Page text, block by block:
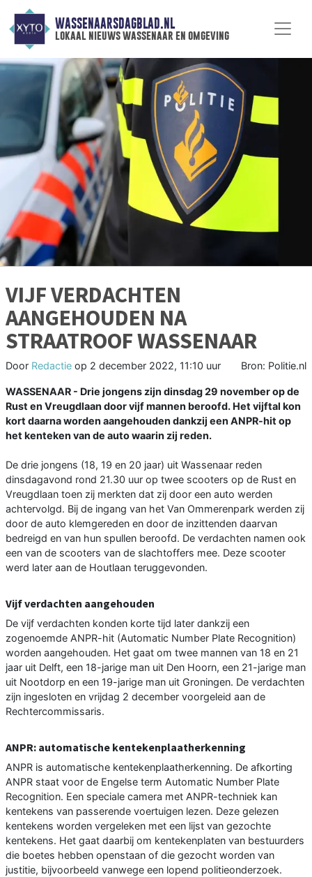
WASSENAARSDAGBLAD.NL
lokaal nieuws wassenaar en omgeving
VIJF VERDACHTEN
AANGEHOUDEN NA
STRAATROOF WASSENAAR
Door Redactie op 2 december 2022, 11:10 uur Bron: Politie.nl
WASSENAAR - Drie jongens zijn dinsdag 29 november op de
Rust en Vreugdlaan door vijf mannen beroofd. Het vijftal kon
kort daarna worden aangehouden dankzij een ANPR-hit op
het kenteken van de auto waarin zij reden.
De drie jongens (18, 19 en 20 jaar) uit Wassenaar reden
dinsdagavond rond 21.30 uur op twee scooters op de Rust en
Vreugdlaan toen zij merkten dat zij door een auto werden
achtervolgd. Bij de ingang van het Van Ommerenpark werden zij
door de auto klemgereden en door de inzittenden daarvan
bedreigd en van hun spullen beroofd. De verdachten namen ook
een van de scooters van de slachtoffers mee. Deze scooter
werd later aan de Houtlaan teruggevonden.
Vijf verdachten aangehouden
De vijf verdachten konden korte tijd later dankzij een
zogenoemde ANPR-hit (Automatic Number Plate Recognition)
worden aangehouden. Het gaat om twee mannen van 18 en 21
jaar uit Delft, een 18-jarige man uit Den Hoorn, een 21-jarige man
uit Nootdorp en een 19-jarige man uit Groningen. De verdachten
zijn ingesloten en vrijdag 2 december voorgeleid aan de
Rechtercommissaris.
ANPR: automatische kentekenplaatherkenning
ANPR is automatische kentekenplaatherkenning. De afkorting
ANPR staat voor de Engelse term Automatic Number Plate
Recognition. Een speciale camera met ANPR-techniek kan
kentekens van passerende voertuigen lezen. Deze gelezen
kentekens worden vergeleken met een lijst van gezochte
kentekens. Het gaat daarbij om kentekenplaten van bestuurders
die boetes hebben openstaan of die gezocht worden van
justitie, bijvoorbeeld vanwege een lopend politieonderzoek.